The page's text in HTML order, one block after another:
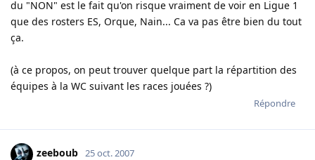
du "NON" est le fait qu'on risque vraiment de voir en Ligue 1
que des rosters ES, Orque, Nain... Ca va pas être bien du tout
ça.
(à ce propos, on peut trouver quelque part la répartition des
équipes à la WC suivant les races jouées ?)
Répondre
zeeboub 25 oct. 2007